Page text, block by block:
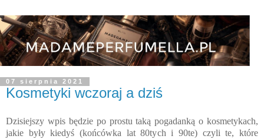
07 sierpnia 2021
Kosmetyki wczoraj a dziś
Dzisiejszy wpis będzie po prostu taką pogadanką o kosmetykach,
jakie były kiedyś (końcówka lat 80tych i 90te) czyli te, które